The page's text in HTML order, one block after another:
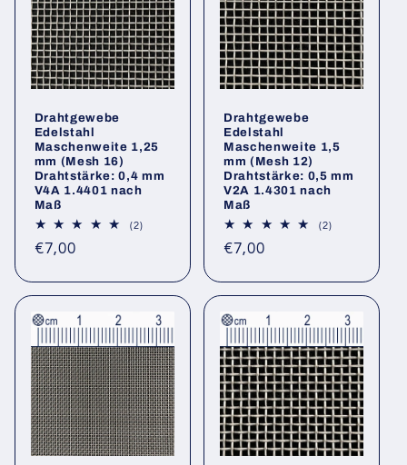
Drahtgewebe
Edelstahl
Maschenweite 1,25
mm (Mesh 16)
Drahtstärke: 0,4 mm
V4A 1.4401 nach
Maß
(2)2
Normaler
€7,00
Drahtgewebe
Edelstahl
Maschenweite 1,5
mm (Mesh 12)
Drahtstärke: 0,5 mm
V2A 1.4301 nach
Maß
(2)2
Normaler
€7,00